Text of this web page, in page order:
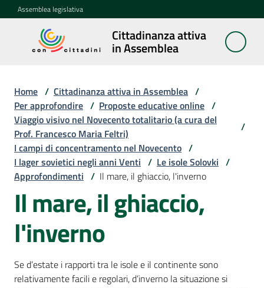
Vai al contenuto
Vai alla navigazione
Vai al footer
Assemblea legislativa
Cittadinanza attiva
in Assemblea
Cittadinanza
attiva in
Concittadini
Porte
aperte
in
Assemblea
Mostre
itineranti
Percorsi
Home / Cittadinanza attiva in Assemblea /
Per approfondire / Proposte educative online /
Viaggio visivo nel Novecento totalitario (a cura del
Prof. Francesco Maria Feltri)
/
I campi di concentramento nel Novecento /
I lager sovietici negli anni Venti / Le isole Solovki /
Approfondimenti / Il mare, il ghiaccio, l'inverno
Il mare, il ghiaccio,
l'inverno
Se d’estate i rapporti tra le isole e il continente sono
relativamente facili e regolari, d’inverno la situazione si